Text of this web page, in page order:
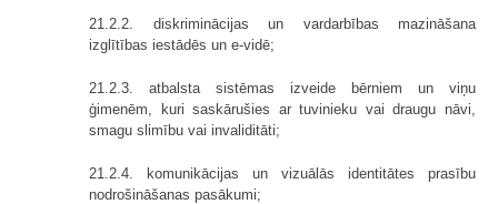
21.2.2. diskriminācijas un vardarbības mazināšana
izglītības iestādēs un e-vidē;
21.2.3. atbalsta sistēmas izveide bērniem un viņu
ģimenēm, kuri saskārušies ar tuvinieku vai draugu nāvi,
smagu slimību vai invaliditāti;
21.2.4. komunikācijas un vizuālās identitātes prasību
nodrošināšanas pasākumi;